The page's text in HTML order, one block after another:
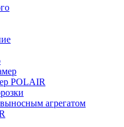
POLAIR
агрегатом